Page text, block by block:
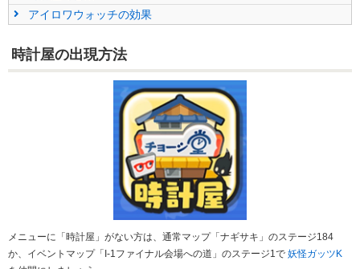
アイロワウォッチの効果
時計屋の出現方法
メニューに「時計屋」がない方は、通常マップ「ナギサキ」のステージ184
か、イベントマップ「I-1ファイナル会場への道」のステージ1で 妖怪ガッツK